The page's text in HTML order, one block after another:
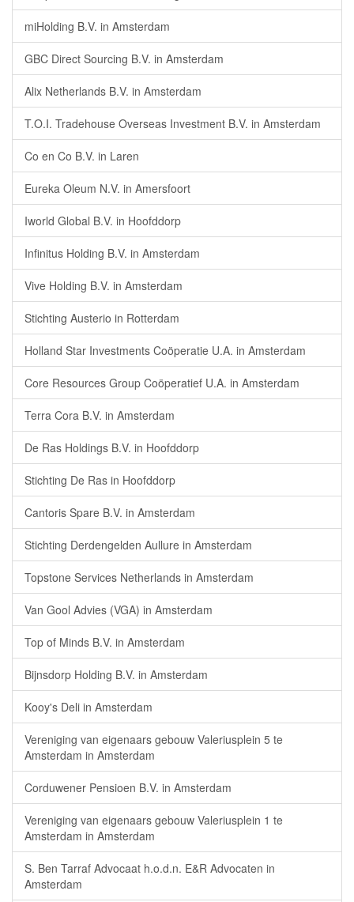
miHolding B.V. in Amsterdam
GBC Direct Sourcing B.V. in Amsterdam
Alix Netherlands B.V. in Amsterdam
T.O.I. Tradehouse Overseas Investment B.V. in Amsterdam
Co en Co B.V. in Laren
Eureka Oleum N.V. in Amersfoort
Iworld Global B.V. in Hoofddorp
Infinitus Holding B.V. in Amsterdam
Vive Holding B.V. in Amsterdam
Stichting Austerio in Rotterdam
Holland Star Investments Coöperatie U.A. in Amsterdam
Core Resources Group Coöperatief U.A. in Amsterdam
Terra Cora B.V. in Amsterdam
De Ras Holdings B.V. in Hoofddorp
Stichting De Ras in Hoofddorp
Cantoris Spare B.V. in Amsterdam
Stichting Derdengelden Aullure in Amsterdam
Topstone Services Netherlands in Amsterdam
Van Gool Advies (VGA) in Amsterdam
Top of Minds B.V. in Amsterdam
Bijnsdorp Holding B.V. in Amsterdam
Kooy's Deli in Amsterdam
Vereniging van eigenaars gebouw Valeriusplein 5 te
Amsterdam in Amsterdam
Corduwener Pensioen B.V. in Amsterdam
Vereniging van eigenaars gebouw Valeriusplein 1 te
Amsterdam in Amsterdam
S. Ben Tarraf Advocaat h.o.d.n. E&R Advocaten in
Amsterdam